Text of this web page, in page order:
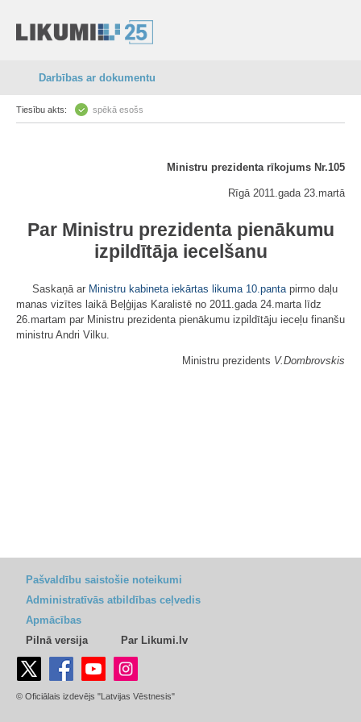
Darbības ar dokumentu
Tiesību akts: spēkā esošs
Ministru prezidenta rīkojums Nr.105
Rīgā 2011.gada 23.martā
Par Ministru prezidenta pienākumu
izpildītāja iecelšanu
Saskaņā ar Ministru kabineta iekārtas likuma 10.pantapirmo daļu
manas vizītes laikā Beļģijas Karalistē no 2011.gada 24.marta līdz
26.martam par Ministru prezidenta pienākumu izpildītāju ieceļu finanšu
ministru Andri Vilku.
Ministru prezidents V.Dombrovskis
Pašvaldību saistošie noteikumi
Administratīvās atbildības ceļvedis
Apmācības
Pilnā versija
Par Likumi.lv
© Oficiālais izdevējs "Latvijas Vēstnesis"